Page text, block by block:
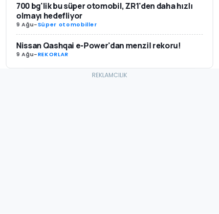
700 bg'lik bu süper otomobil, ZR1'den daha hızlı
olmayı hedefliyor
9 Ağu-Süper otomobiller
Nissan Qashqai e-Power'dan menzil rekoru!
9 Ağu-REKORLAR